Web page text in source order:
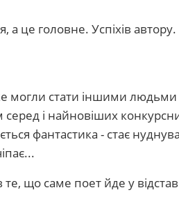
а це головне. Успіхів автору.
могли стати іншими людьми і
серед і найновіших
фантастика - стає
що саме поет йде у